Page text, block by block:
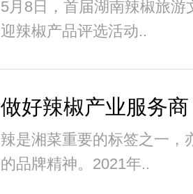
5月8日，首届湖南辣椒旅游
迎辣椒产品评选活动..
辣是湘菜重要的标签之一，
的品牌精神。2021年..